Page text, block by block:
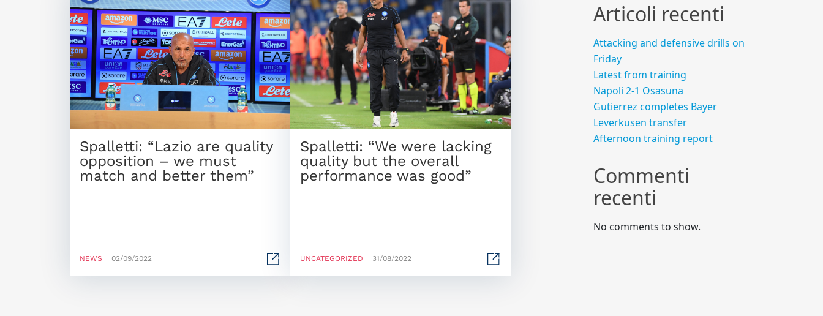
Spalletti: “Lazio are quality
opposition – we must
match and better them”
NEWS | 02/09/2022
Spalletti: “We were lacking
quality but the overall
performance was good”
UNCATEGORIZED | 31/08/2022
Articoli recenti
Attacking and defensive drills on
Friday
Latest from training
Napoli 2-1 Osasuna
Gutierrez completes Bayer
Leverkusen transfer
Afternoon training report
Commenti
recenti
No comments to show.